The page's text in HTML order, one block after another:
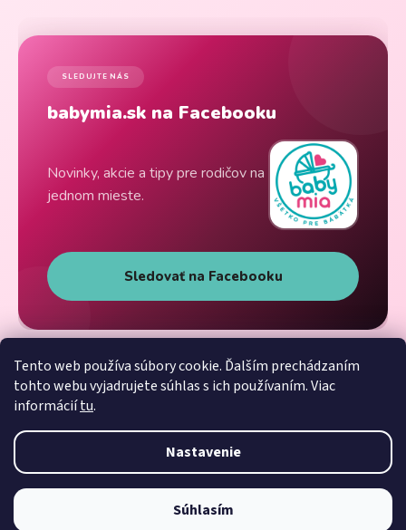
Tento web používa súbory cookie. Ďalším prechádzaním
tohto webu vyjadrujete súhlas s ich používaním. Viac
informáciítu.
Nastavenie
Súhlasím
SLEDUJTE NÁS
babymia.sk na Facebooku
Novinky, akcie a tipy pre rodičov na
jednom mieste.
Sledovať na Facebooku
Vytvoril Shoptet